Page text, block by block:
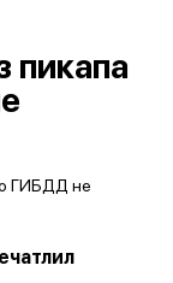
пикапа